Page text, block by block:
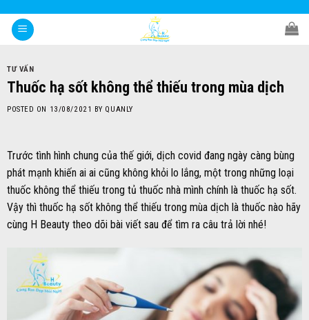
content
TƯ VẤN
Thuốc hạ sốt không thể thiếu trong mùa dịch
POSTED ON 13/08/2021 BY QUANLY
Trước tình hình chung của thế giới, dịch covid đang ngày càng bùng
phát mạnh khiến ai ai cũng không khỏi lo lắng, một trong những loại
thuốc không thể thiếu trong tủ thuốc nhà mình chính là thuốc hạ sốt.
Vậy thì thuốc hạ sốt không thể thiếu trong mùa dịch là thuốc nào hãy
cùng H Beauty theo dõi bài viết sau để tìm ra câu trả lời nhé!